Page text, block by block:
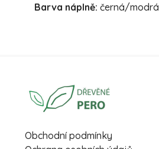
Barva náplně: černá/modrá
Obchodní podmínky